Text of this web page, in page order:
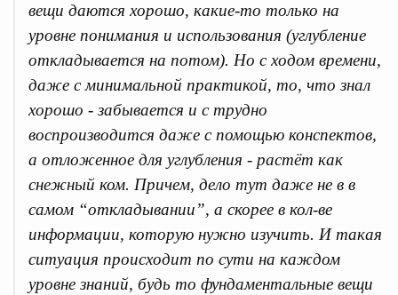
вещи даются хорошо, какие-то только на
уровне понимания и использования (углубление
откладывается на потом). Но с ходом времени,
даже с минимальной практикой, то, что знал
хорошо - забывается и с трудно
воспроизводится даже с помощью конспектов,
а отложенное для углубления - растёт как
снежный ком. Причем, дело тут даже не в в
самом “откладывании”, а скорее в кол-ве
информации, которую нужно изучить. И такая
ситуация происходит по сути на каждом
уровне знаний, будь то фундаментальные вещи